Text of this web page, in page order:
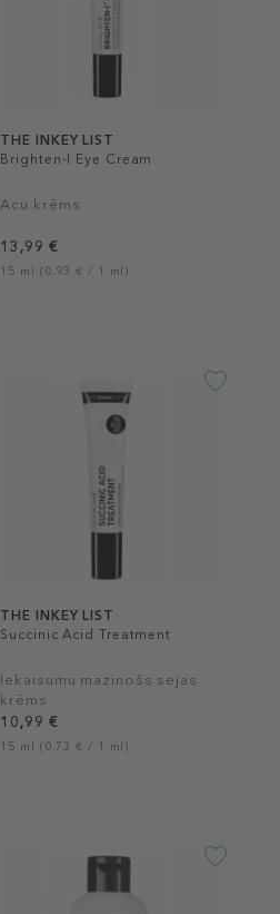
THE INKEY LIST
Brighten-I Eye Cream
Acu krēms
13,99 €
15 ml (0,93 € / 1 ml)
THE INKEY LIST
Succinic Acid Treatment
Iekaisumu mazinošs sejas
krēms
10,99 €
15 ml (0,73 € / 1 ml)